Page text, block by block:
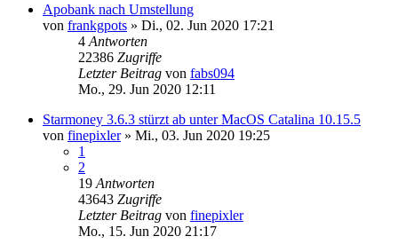
Apobank nach Umstellung
von frankgpots » Di., 02. Jun 2020 17:21
4 Antworten
22386 Zugriffe
Letzter Beitrag von fabs094
Mo., 29. Jun 2020 12:11
Starmoney 3.6.3 stürzt ab unter MacOS Catalina 10.15.5
von finepixler» Mi., 03. Jun 2020 19:25
1
2
19 Antworten
43643 Zugriffe
Letzter Beitrag von finepixler
Mo., 15. Jun 2020 21:17